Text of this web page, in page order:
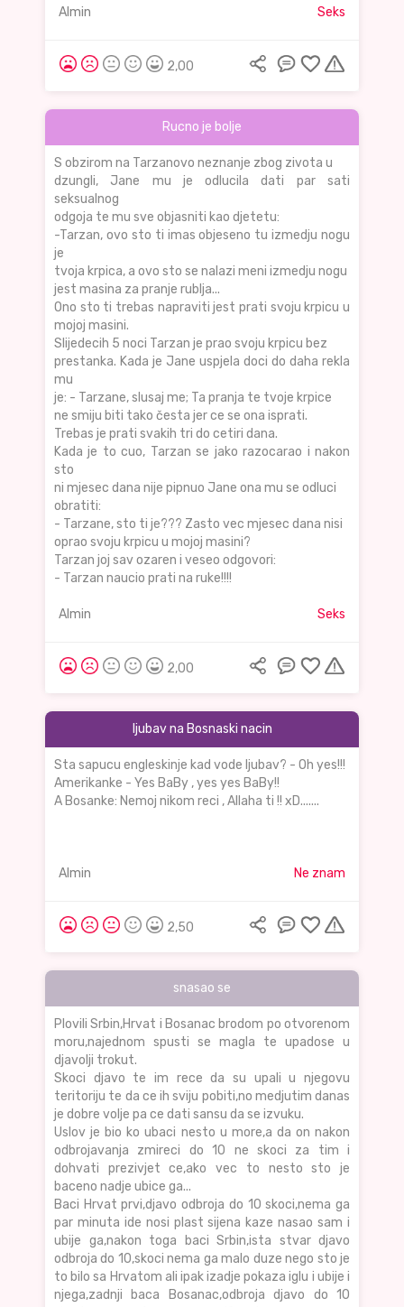
Almin Seks
2,00
Rucno je bolje
S obzirom na Tarzanovo neznanje zbog zivota u
dzungli, Jane mu je odlucila dati par sati
seksualnog
odgoja te mu sve objasniti kao djetetu:
-Tarzan, ovo sto ti imas objeseno tu izmedju nogu
je
tvoja krpica, a ovo sto se nalazi meni izmedju nogu
jest masina za pranje rublja...
Ono sto ti trebas napraviti jest prati svoju krpicu u
mojoj masini.
Slijedecih 5 noci Tarzan je prao svoju krpicu bez
prestanka. Kada je Jane uspjela doci do daha rekla
mu
je: - Tarzane, slusaj me; Ta pranja te tvoje krpice
ne smiju biti tako česta jer ce se ona isprati.
Trebas je prati svakih tri do cetiri dana.
Kada je to cuo, Tarzan se jako razocarao i nakon
sto
ni mjesec dana nije pipnuo Jane ona mu se odluci
obratiti:
- Tarzane, sto ti je??? Zasto vec mjesec dana nisi
oprao svoju krpicu u mojoj masini?
Tarzan joj sav ozaren i veseo odgovori:
- Tarzan naucio prati na ruke!!!!
Almin Seks
2,00
ljubav na Bosnaski nacin
Sta sapucu engleskinje kad vode ljubav? - Oh yes!!!
Amerikanke - Yes BaBy , yes yes BaBy!!
A Bosanke: Nemoj nikom reci , Allaha ti !! xD.......
Almin Ne znam
2,50
snasao se
Plovili Srbin,Hrvat i Bosanac brodom po otvorenom
moru,najednom spusti se magla te upadose u
djavolji trokut.
Skoci djavo te im rece da su upali u njegovu
teritoriju te da ce ih sviju pobiti,no medjutim danas
je dobre volje pa ce dati sansu da se izvuku.
Uslov je bio ko ubaci nesto u more,a da on nakon
odbrojavanja zmireci do 10 ne skoci za tim i
dohvati prezivjet ce,ako vec to nesto sto je
baceno nadje ubice ga...
Baci Hrvat prvi,djavo odbroja do 10 skoci,nema ga
par minuta ide nosi plast sijena kaze nasao sam i
ubije ga,nakon toga baci Srbin,ista stvar djavo
odbroja do 10,skoci nema ga malo duze nego sto je
to bilo sa Hrvatom ali ipak izadje pokaza iglu i ubije i
njega,zadnji baca Bosanac,odbroja djavo do 10